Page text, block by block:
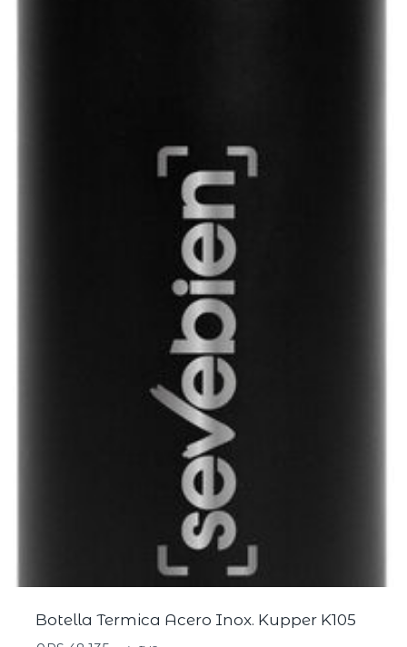
Botella Termica Acero Inox. Kupper K105